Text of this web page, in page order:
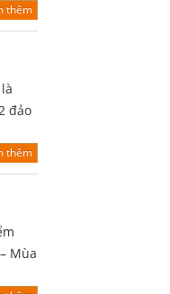
thêm
đảo
thêm
Mùa